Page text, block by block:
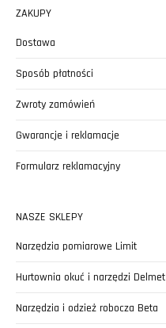
ZAKUPY
Dostawa
Sposób płatności
Zwroty zamówień
Gwarancje i reklamacje
Formularz reklamacyjny
NASZE SKLEPY
Narzędzia pomiarowe Limit
Hurtownia okuć i narzędzi Delmet
Narzędzia i odzież robocza Beta